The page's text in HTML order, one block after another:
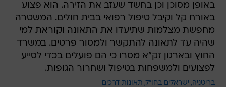
באופן מסוכן וכן בחשד שעזב את הזירה. הוא פצוע
באורח קל וקיבל טיפול רפואי בבית חולים. המשטרה
מחפשת מצלמות שתיעדו את התאונה וקוראת למי
שהיה עד לתאונה להתקשר ולמסור פרטים. במשרד
החוץ ובארגון זק"א מסרו כי הם פועלים בכדי לסייע
לפצועים ולמשפחות בטיפול ושחרור הגופות.
בריטניה ישראלים בחו"ל תאונות דרכים